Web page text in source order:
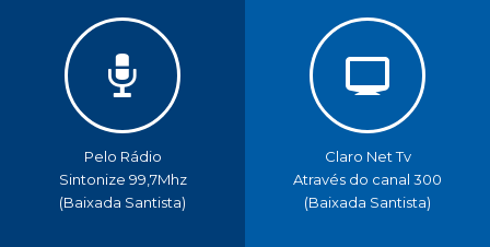
Pelo Rádio
Sintonize 99,7Mhz
(Baixada Santista)
Claro Net Tv
Através do canal 300
(Baixada Santista)